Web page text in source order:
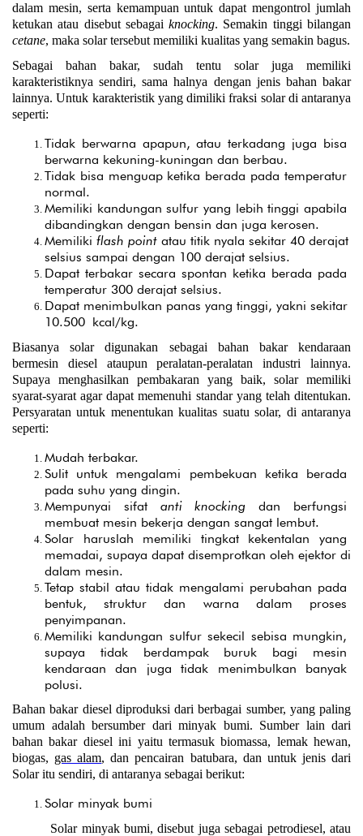
dalam mesin, serta kemampuan untuk dapat mengontrol jumlah
ketukan atau disebut sebagai knocking
cetane, maka solar tersebut memiliki kualitas yang semakin bagus.
Sebagai bahan bakar, sudah tentu solar juga memiliki
karakteristiknya sendiri, sama halnya dengan jenis bahan bakar
lainnya. Untuk karakteristik yang dimiliki fraksi solar di antaranya
seperti:
Tidak berwarna apapun, atau terkadang juga bisa
berwarna kekuning-kuningan dan berbau.
Tidak bisa menguap ketika berada pada temperatur
normal.
Memiliki kandungan sulfur yang lebih tinggi apabila
dibandingkan dengan bensin dan juga kerosen.
Memiliki flash point atau titik nyala sekitar 40 derajat
selsius sampai dengan 100 derajat selsius.
Dapat terbakar secara spontan ketika berada pada
temperatur 300 derajat selsius.
Dapat menimbulkan panas yang tinggi, yakni sekitar
10.500 kcal/kg.
Biasanya solar digunakan sebagai bahan bakar kendaraan
bermesin diesel ataupun peralatan-peralatan industri lainnya.
Supaya menghasilkan pembakaran yang baik, solar memiliki
syarat-syarat agar dapat memenuhi standar yang telah ditentukan.
Persyaratan untuk menentukan kualitas suatu solar, di antaranya
seperti:
Mudah terbakar.
Sulit untuk mengalami pembekuan ketika berada
pada suhu yang dingin.
Mempunyai sifat anti knocking dan berfungsi
membuat mesin bekerja dengan sangat lembut.
Solar haruslah memiliki tingkat kekentalan yang
memadai, supaya dapat disemprotkan oleh ejektor di
dalam mesin.
Tetap stabil atau tidak mengalami perubahan pada
bentuk, struktur dan warna dalam proses
penyimpanan.
Memiliki kandungan sulfur sekecil sebisa mungkin,
supaya tidak berdampak buruk bagi mesin
kendaraan dan juga tidak menimbulkan banyak
polusi.
Bahan bakar diesel diproduksi dari berbagai sumber, yang paling
umum adalah bersumber dari minyak bumi. Sumber lain dari
bahan bakar diesel ini yaitu termasuk biomassa, lemak hewan,
biogas, gas alam, dan pencairan batubara, dan untuk jenis dari
Solar itu sendiri, di antaranya sebagai berikut:
Solar minyak bumi
Solar minyak bumi, disebut juga sebagai petrodiesel, atau